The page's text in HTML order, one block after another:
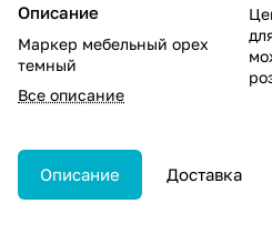
Описание
Маркер мебельный орех
темный
Все описание
Описание Доставка